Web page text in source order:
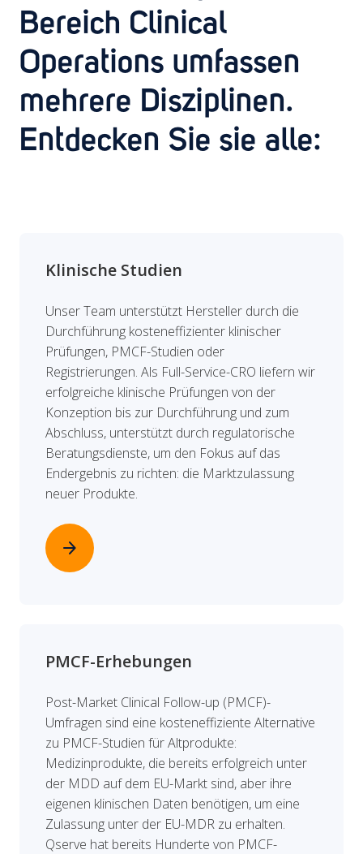
Bereich Clinical
Operations umfassen
mehrere Disziplinen.
Entdecken Sie sie alle:
Klinische Studien
Unser Team unterstützt Hersteller durch die
Durchführung kosteneffizienter klinischer
Prüfungen, PMCF-Studien oder
Registrierungen. Als Full-Service-CRO liefern wir
erfolgreiche klinische Prüfungen von der
Konzeption bis zur Durchführung und zum
Abschluss, unterstützt durch regulatorische
Beratungsdienste, um den Fokus auf das
Endergebnis zu richten: die Marktzulassung
neuer Produkte.
arrow_forward
PMCF-Erhebungen
Post-Market Clinical Follow-up (PMCF)-
Umfragen sind eine kosteneffiziente Alternative
zu PMCF-Studien für Altprodukte:
Medizinprodukte, die bereits erfolgreich unter
der MDD auf dem EU-Markt sind, aber ihre
eigenen klinischen Daten benötigen, um eine
Zulassung unter der EU-MDR zu erhalten.
Qserve hat bereits Hunderte von PMCF-